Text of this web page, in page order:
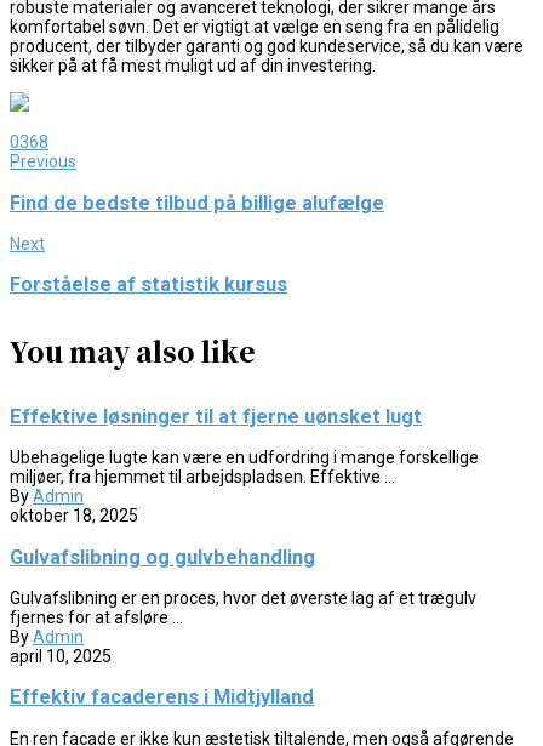
robuste materialer og avanceret teknologi, der sikrer mange års
komfortabel søvn. Det er vigtigt at vælge en seng fra en pålidelig
producent, der tilbyder garanti og god kundeservice, så du kan være
sikker på at få mest muligt ud af din investering.
0368
Previous
Find de bedste tilbud på billige alufælge
Next
Forståelse af statistik kursus
You may also like
Effektive løsninger til at fjerne uønsket lugt
Ubehagelige lugte kan være en udfordring i mange forskellige
miljøer, fra hjemmet til arbejdspladsen. Effektive ...
ByAdmin
oktober 18, 2025
Gulvafslibning og gulvbehandling
Gulvafslibning er en proces, hvor det øverste lag af et trægulv
fjernes for at afsløre ...
ByAdmin
april 10, 2025
Effektiv facaderens i Midtjylland
En ren facade er ikke kun æstetisk tiltalende, men også afgørende